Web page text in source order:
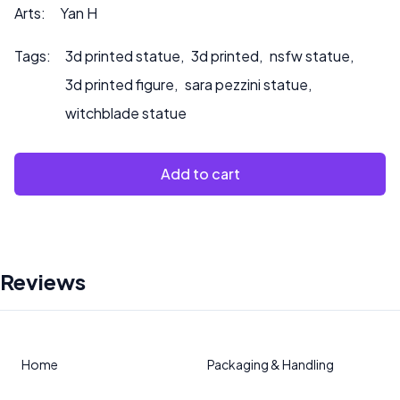
Arts: Yan H
Tags: 3d printed statue, 3d printed, nsfw statue,
3d printed figure, sara pezzini statue,
witchblade statue
Add to cart
Reviews
Home Packaging & Handling